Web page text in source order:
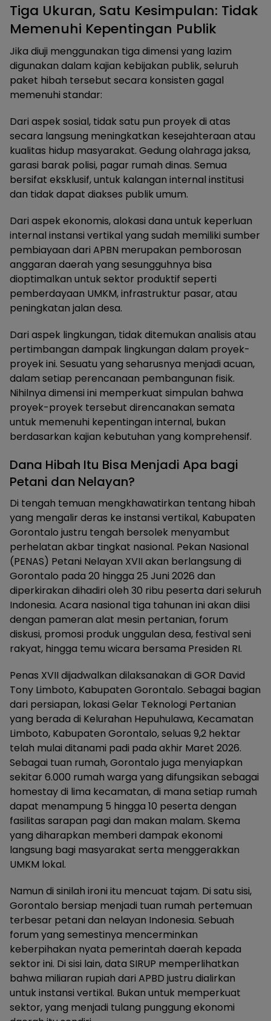
Tiga Ukuran, Satu Kesimpulan: Tidak
Memenuhi Kepentingan Publik
Jika diuji menggunakan tiga dimensi yang lazim
digunakan dalam kajian kebijakan publik, seluruh
paket hibah tersebut secara konsisten gagal
memenuhi standar:
Dari aspek sosial, tidak satu pun proyek di atas
secara langsung meningkatkan kesejahteraan atau
kualitas hidup masyarakat. Gedung olahraga jaksa,
garasi barak polisi, pagar rumah dinas. Semua
bersifat eksklusif, untuk kalangan internal institusi
dan tidak dapat diakses publik umum.
Dari aspek ekonomis, alokasi dana untuk keperluan
internal instansi vertikal yang sudah memiliki sumber
pembiayaan dari APBN merupakan pemborosan
anggaran daerah yang sesungguhnya bisa
dioptimalkan untuk sektor produktif seperti
pemberdayaan UMKM, infrastruktur pasar, atau
peningkatan jalan desa.
Dari aspek lingkungan, tidak ditemukan analisis atau
pertimbangan dampak lingkungan dalam proyek-
proyek ini. Sesuatu yang seharusnya menjadi acuan,
dalam setiap perencanaan pembangunan fisik.
Nihilnya dimensi ini memperkuat simpulan bahwa
proyek-proyek tersebut direncanakan semata
untuk memenuhi kepentingan internal, bukan
berdasarkan kajian kebutuhan yang komprehensif.
Dana Hibah Itu Bisa Menjadi Apa bagi
Petani dan Nelayan?
Di tengah temuan mengkhawatirkan tentang hibah
yang mengalir deras ke instansi vertikal, Kabupaten
Gorontalo justru tengah bersolek menyambut
perhelatan akbar tingkat nasional. Pekan Nasional
(PENAS) Petani Nelayan XVII akan berlangsung di
Gorontalo pada 20 hingga 25 Juni 2026 dan
diperkirakan dihadiri oleh 30 ribu peserta dari seluruh
Indonesia. Acara nasional tiga tahunan ini akan diisi
dengan pameran alat mesin pertanian, forum
diskusi, promosi produk unggulan desa, festival seni
rakyat, hingga temu wicara bersama Presiden RI.
Penas XVII dijadwalkan dilaksanakan di GOR David
Tony Limboto, Kabupaten Gorontalo. Sebagai bagian
dari persiapan, lokasi Gelar Teknologi Pertanian
yang berada di Kelurahan Hepuhulawa, Kecamatan
Limboto, Kabupaten Gorontalo, seluas 9,2 hektar
telah mulai ditanami padi pada akhir Maret 2026.
Sebagai tuan rumah, Gorontalo juga menyiapkan
sekitar 6.000 rumah warga yang difungsikan sebagai
homestay di lima kecamatan, di mana setiap rumah
dapat menampung 5 hingga 10 peserta dengan
fasilitas sarapan pagi dan makan malam. Skema
yang diharapkan memberi dampak ekonomi
langsung bagi masyarakat serta menggerakkan
UMKM lokal.
Namun di sinilah ironi itu mencuat tajam. Di satu sisi,
Gorontalo bersiap menjadi tuan rumah pertemuan
terbesar petani dan nelayan Indonesia. Sebuah
forum yang semestinya mencerminkan
keberpihakan nyata pemerintah daerah kepada
sektor ini. Di sisi lain, data SIRUP memperlihatkan
bahwa miliaran rupiah dari APBD justru dialirkan
untuk instansi vertikal. Bukan untuk memperkuat
sektor, yang menjadi tulang punggung ekonomi